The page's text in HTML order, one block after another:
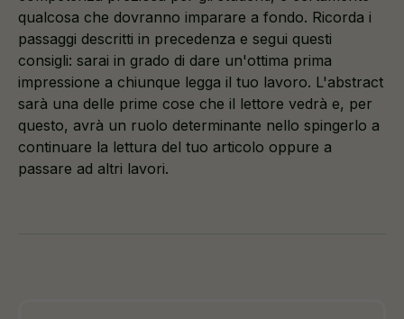
qualcosa che dovranno imparare a fondo. Ricorda i
passaggi descritti in precedenza e segui questi
consigli: sarai in grado di dare un'ottima prima
impressione a chiunque legga il tuo lavoro. L'abstract
sarà una delle prime cose che il lettore vedrà e, per
questo, avrà un ruolo determinante nello spingerlo a
continuare la lettura del tuo articolo oppure a
passare ad altri lavori.